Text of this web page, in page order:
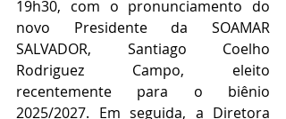
19h30, com o pronunciamento do
novo Presidente da SOAMAR
SALVADOR, Santiago Coelho
Rodriguez Campo, eleito
recentemente para o biênio
2025/2027. Em seguida, a Diretora